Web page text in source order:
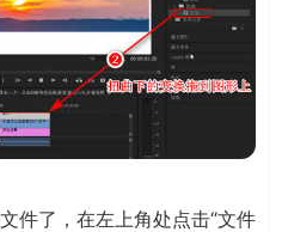
了，在左上角处点击“文件